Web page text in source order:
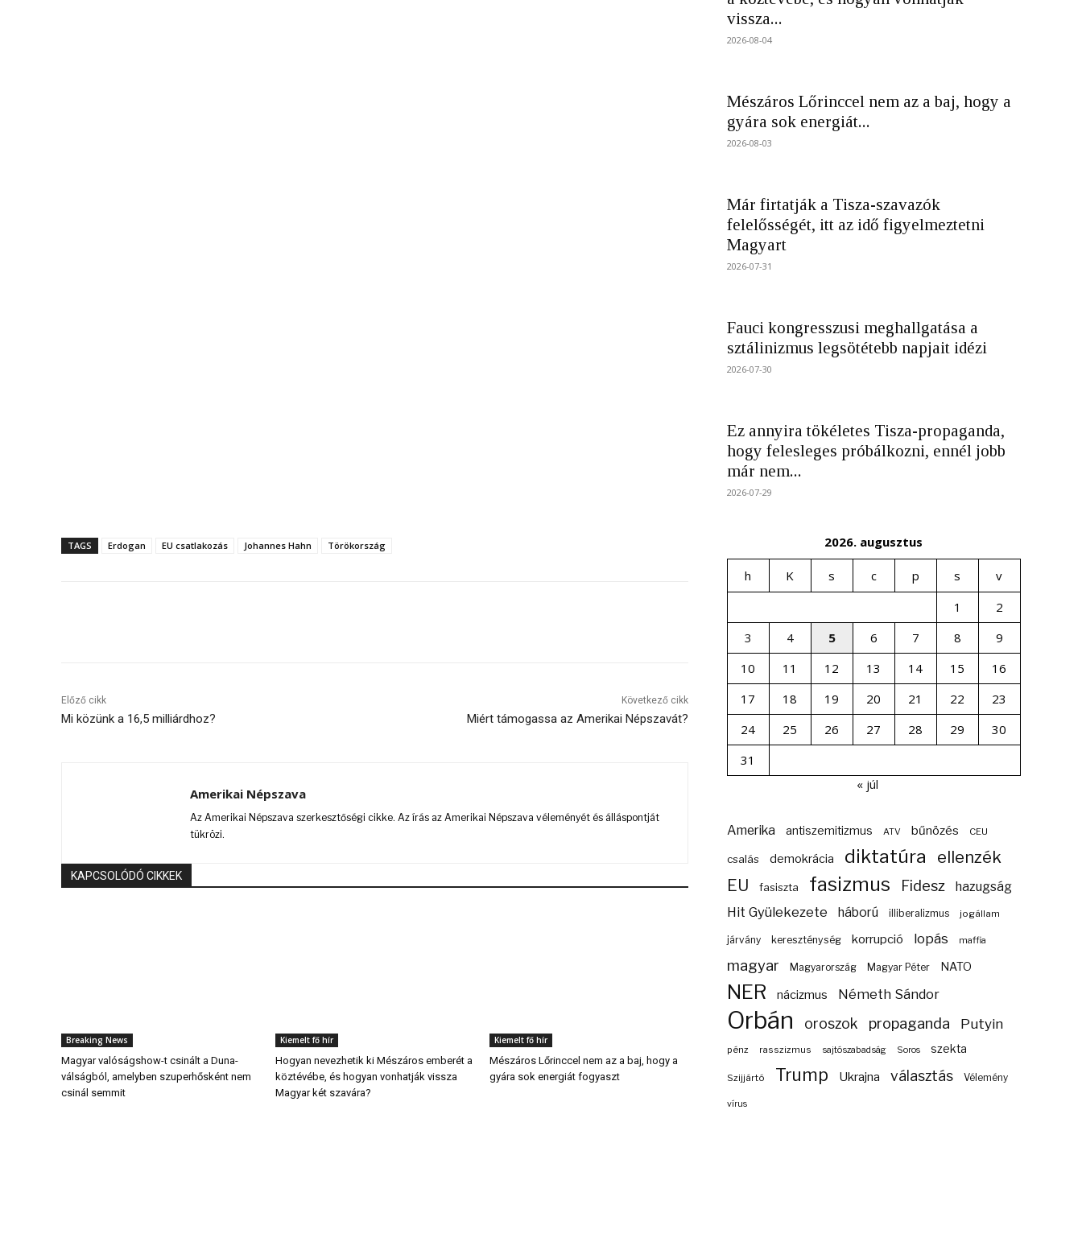
TAGS Erdogan EU csatlakozás Johannes Hahn Törökország
Előző cikk
Mi közünk a 16,5 milliárdhoz?
Következő cikk
Miért támogassa az Amerikai Népszavát?
Amerikai Népszava
Az Amerikai Népszava szerkesztőségi cikke. Az írás az Amerikai Népszava véleményét és álláspontját
tükrözi.
KAPCSOLÓDÓ CIKKEK
Breaking News
Magyar valóságshow-t csinált a Duna-
válságból, amelyben szuperhősként nem
csinál semmit
Kiemelt fő hír
Hogyan nevezhetik ki Mészáros emberét a
köztévébe, és hogyan vonhatják vissza
Magyar két szavára?
Kiemelt fő hír
Mészáros Lőrinccel nem az a baj, hogy a
gyára sok energiát fogyaszt
vissza...
2026-08-04
Mészáros Lőrinccel nem az a baj, hogy a
gyára sok energiát...
2026-08-03
Már firtatják a Tisza-szavazók
felelősségét, itt az idő figyelmeztetni
Magyart
2026-07-31
Fauci kongresszusi meghallgatása a
sztálinizmus legsötétebb napjait idézi
2026-07-30
Ez annyira tökéletes Tisza-propaganda,
hogy felesleges próbálkozni, ennél jobb
már nem...
2026-07-29
2026. augusztus
h K s c p s
v
1
2
3
4 5 6 7 8
9
10
11 12 13 14 15
16
17
18 19 20 21 22
23
24
25 26 27 28 29
30
31
« júl
Amerika antiszemitizmus ATV bűnözés CEU
csalás demokrácia diktatúra ellenzék
EU fasiszta fasizmus Fidesz hazugság
Hit Gyülekezete háború illiberalizmus jogállam
járvány kereszténység korrupció lopás maffia
magyar Magyarország Magyar Péter NATO
NER nácizmus Németh Sándor
Orbán oroszok propaganda Putyin
pénz rasszizmus sajtószabadság Soros szekta
Szijjártó Trump Ukrajna választás Vélemény
vírus